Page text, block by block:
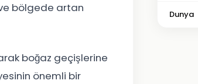
ve bölgede artan
boğaz geçişlerine
önemli bir
Dunya